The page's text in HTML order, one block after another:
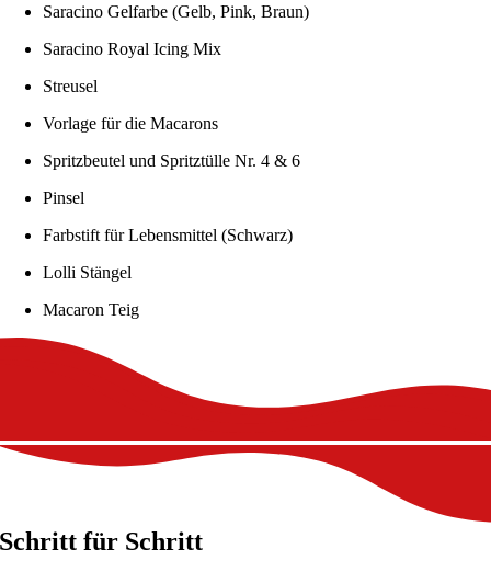
Saracino Gelfarbe (Gelb, Pink, Braun)
Saracino Royal Icing Mix
Streusel
Vorlage für die Macarons
Spritzbeutel und Spritztülle Nr. 4 & 6
Pinsel
Farbstift für Lebensmittel (Schwarz)
Lolli Stängel
Macaron Teig
Schritt für Schritt